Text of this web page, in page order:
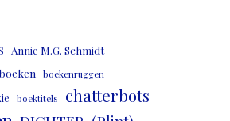
Annie M.G. Schmidt
boeken boekenruggen
boektitels chatterbots